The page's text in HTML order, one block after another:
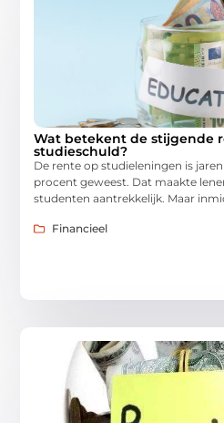
Wat betekent de stijgende
studieschuld?
De rente op studieleningen is
procent geweest. Dat maakte
studenten aantrekkelijk. Maar
Financieel